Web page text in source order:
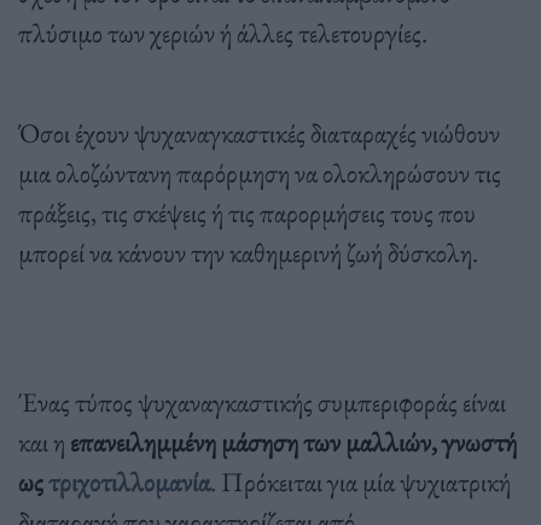
πλύσιμο των χεριών ή άλλες τελετουργίες.
Όσοι έχουν ψυχαναγκαστικές διαταραχές νιώθουν
μια ολοζώντανη παρόρμηση να ολοκληρώσουν τις
πράξεις, τις σκέψεις ή τις παρορμήσεις τους που
μπορεί να κάνουν την καθημερινή ζωή δύσκολη.
Ένας τύπος ψυχαναγκαστικής συμπεριφοράς είναι
και η επανειλημμένη μάσηση των μαλλιών, γνωστή
ωςτριχοτιλλομανία. Πρόκειται για μία ψυχιατρική